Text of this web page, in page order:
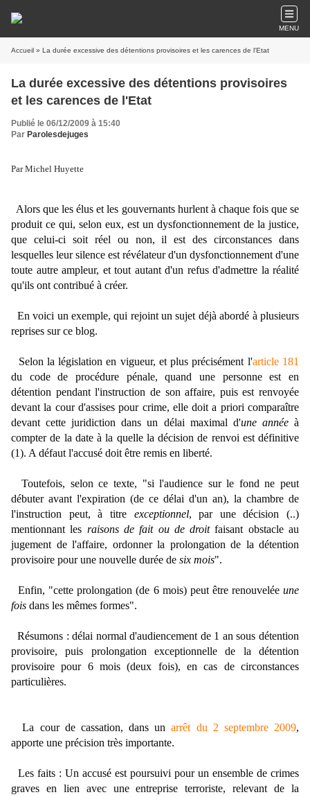
MENU
Accueil » La durée excessive des détentions provisoires et les carences de l'Etat
La durée excessive des détentions provisoires
et les carences de l'Etat
Publié le 06/12/2009 à 15:40
Par Parolesdejuges
Par Michel Huyette
Alors que les élus et les gouvernants hurlent à chaque fois que se
produit ce qui, selon eux, est un dysfonctionnement de la justice,
que celui-ci soit réel ou non, il est des circonstances dans
lesquelles leur silence est révélateur d'un dysfonctionnement d'une
toute autre ampleur, et tout autant d'un refus d'admettre la réalité
qu'ils ont contribué à créer.
En voici un exemple, qui rejoint un sujet déjà abordé à plusieurs
reprises sur ce blog.
Selon la législation en vigueur, et plus précisément l'article 181
du code de procédure pénale, quand une personne est en
détention pendant l'instruction de son affaire, puis est renvoyée
devant la cour d'assises pour crime, elle doit a priori comparaître
devant cette juridiction dans un délai maximal d'une annéeà
compter de la date à la quelle la décision de renvoi est définitive
(1). A défaut l'accusé doit être remis en liberté.
Toutefois, selon ce texte, "si l'audience sur le fond ne peut
débuter avant l'expiration (de ce délai d'un an), la chambre de
l'instruction peut, à titre exceptionnel, par une décision (..)
mentionnant les raisons de fait ou de droitfaisant obstacle au
jugement de l'affaire, ordonner la prolongation de la détention
provisoire pour une nouvelle durée de six mois".
Enfin, "cette prolongation (de 6 mois) peut être renouvelée une
fois dans les mêmes formes".
Résumons : délai normal d'audiencement de 1 an sous détention
provisoire, puis prolongation exceptionnelle de la détention
provisoire pour 6 mois (deux fois), en cas de circonstances
particulières.
La cour de cassation, dans unarrêt du 2 septembre 2009,
apporte une précision très importante.
Les faits : Un accusé est poursuivi pour un ensemble de crimes
graves en lien avec une entreprise terroriste, relevant de la